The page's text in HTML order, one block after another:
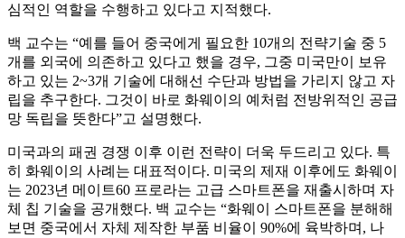
심적인 역할을 수행하고 있다고 지적했다.
백 교수는 “예를 들어 중국에게 필요한 10개의 전략기술 중 5
개를 외국에 의존하고 있다고 했을 경우, 그중 미국만이 보유
하고 있는 2~3개 기술에 대해선 수단과 방법을 가리지 않고 자
립을 추구한다. 그것이 바로 화웨이의 예처럼 전방위적인 공급
망 독립을 뜻한다”고 설명했다.
미국과의 패권 경쟁 이후 이런 전략이 더욱 두드리고 있다. 특
히 화웨이의 사례는 대표적이다. 미국의 제재 이후에도 화웨이
는 2023년 메이트60 프로라는 고급 스마트폰을 재출시하며 자
체 칩 기술을 공개했다. 백 교수는 “화웨이 스마트폰을 분해해
보면 중국에서 자체 제작한 부품 비율이 90%에 육박하며, 나